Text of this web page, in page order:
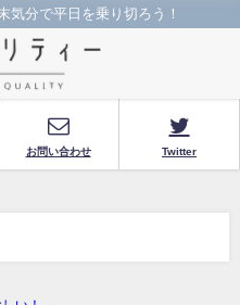
気分で平日を乗り切ろう！
お問い合わせ Twitter